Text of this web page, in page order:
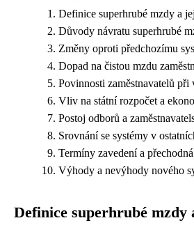
Definice superhrubé mzdy a
Důvody návratu superhrubé
Změny oproti předchozímu
Dopad na čistou mzdu
Povinnosti zaměstnavatelů při
Vliv na státní rozpočet a
Postoj odborů a
Srovnání se systémy v
Termíny zavedení a
Výhody a nevýhody nového
Definice superhrubé mzdy